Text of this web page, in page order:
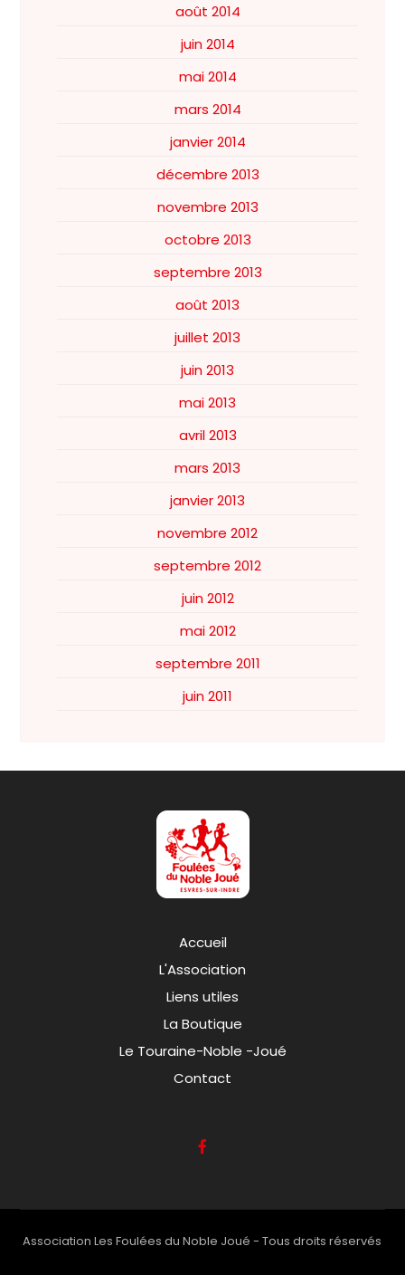
août 2014
juin 2014
mai 2014
mars 2014
janvier 2014
décembre 2013
novembre 2013
octobre 2013
septembre 2013
août 2013
juillet 2013
juin 2013
mai 2013
avril 2013
mars 2013
janvier 2013
novembre 2012
septembre 2012
juin 2012
mai 2012
septembre 2011
juin 2011
Accueil
L'Association
Liens utiles
La Boutique
Le Touraine-Noble -Joué
Contact
Association Les Foulées du Noble Joué - Tous droits réservés